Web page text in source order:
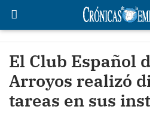
El Club Español
Arroyos realizó
tareas en sus